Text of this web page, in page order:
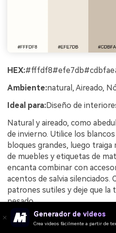
HEX:
Ambiente:natural, Aireado,
Ideal para:Diseño de
Natural y aireado, como
de invierno. Utilice los
bloques grandes, luego
de muebles y etiquetas de
encanta combinar con
acentos de salvia silenciados.
patrones sutiles y deje que la
pesado.
Ejemplo de imagen de
Generador de videos
Crea videos fácilmente a partir de